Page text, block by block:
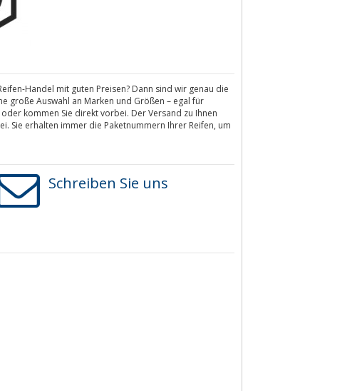
Handel mit guten Preisen? Dann sind wir genau die
große Auswahl an Marken und Größen – egal für
kommen Sie direkt vorbei. Der Versand zu Ihnen
Sie erhalten immer die Paketnummern Ihrer Reifen, um
Schreiben Sie uns